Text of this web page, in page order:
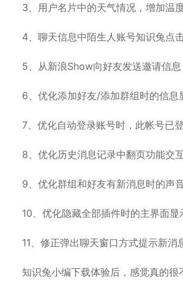
3、用户名片中的天气情况，增加温
4、聊天信息中陌生人账号知识兔点
5、从新浪Show向好友发送邀请信
6、优化添加好友/添加群组时的信息
7、优化自动登录账号时，此帐号已
8、优化历史消息记录中翻页功能交
9、优化群组和好友有新消息时的声
10、优化隐藏全部插件时的主界面显
11、修正弹出聊天窗口方式提示新消
知识兔小编下载体验后，感觉真的